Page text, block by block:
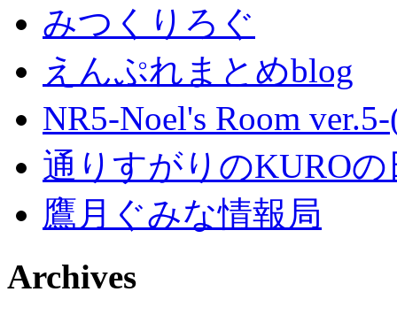
みつくりろぐ
えんぷれまとめblog
NR5-Noel's Room
通りすがりのKURO
鷹月ぐみな情報局
Archives